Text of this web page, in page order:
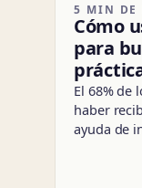
5 MIN DE
Cómo
para
El 68% de
haber
ayuda de